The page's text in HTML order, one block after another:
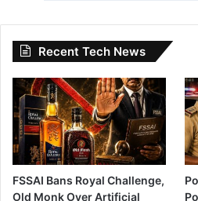
Recent Tech News
FSSAI Bans Royal Challenge,
Old Monk Over Artificial